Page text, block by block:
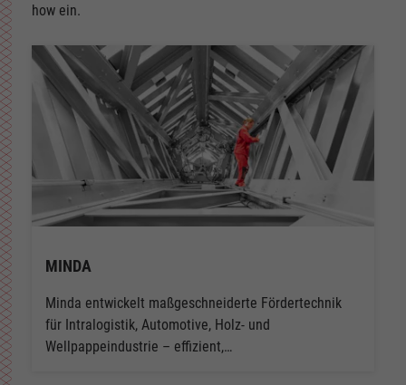
how ein.
MINDA
Minda entwickelt maßgeschneiderte Fördertechnik
für Intralogistik, Automotive, Holz- und
Wellpappeindustrie – effizient,…